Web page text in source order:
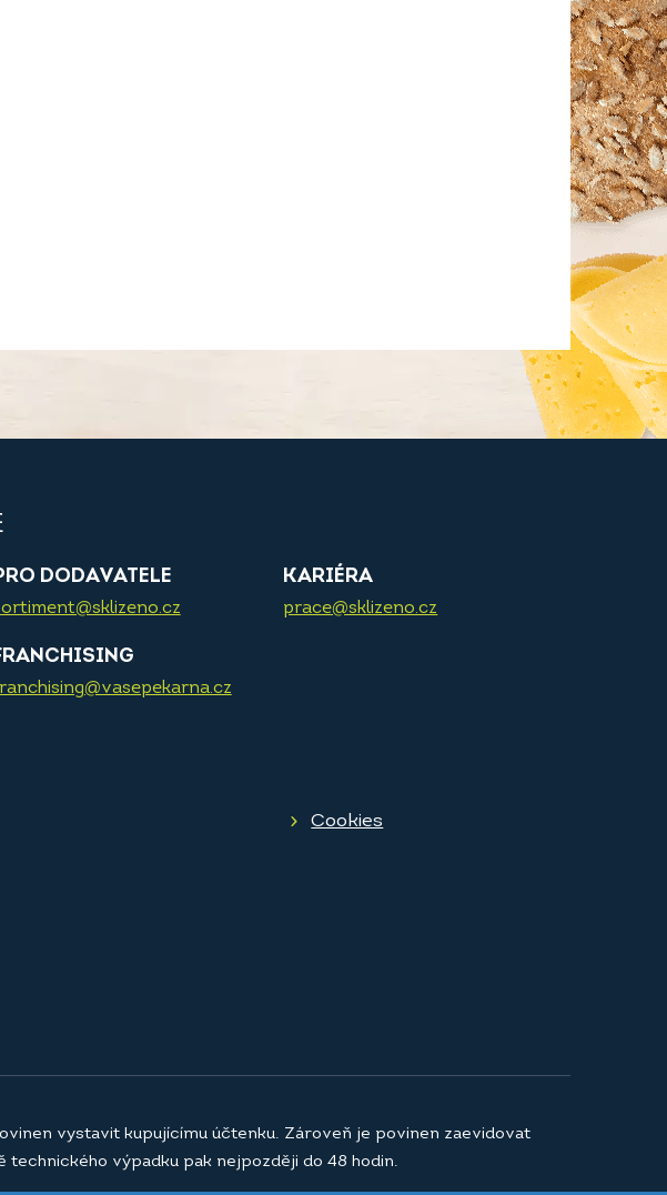
DODAVATELE KARIÉRA
prace@sklizeno.cz
Cookies
vystavit kupujícímu účtenku. Zároveň je povinen zaevidovat
výpadku pak nejpozději do 48 hodin.